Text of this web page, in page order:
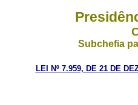
Subchefia
LEI Nº 7.959, DE 21 DE